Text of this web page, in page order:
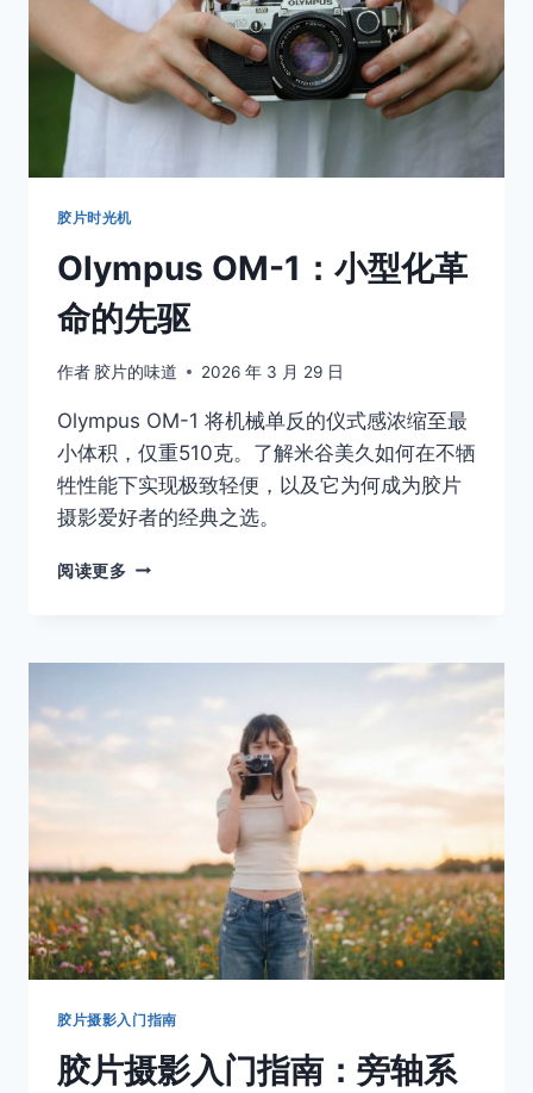
(POINT
SHOOT)
再
低
的
器
胶片时光机
Olympus OM-1：小型化革
命的先驱
作者 胶片的味道 2026 年 3 月 29 日
Olympus OM-1 将机械单反的仪式感浓缩至最
小体积，仅重510克。了解米谷美久如何在不牺
牲性能下实现极致轻便，以及它为何成为胶片
摄影爱好者的经典之选。
阅读更多 OLYMPUS
型
的
胶片摄影入门指南
胶片摄影入门指南：旁轴系